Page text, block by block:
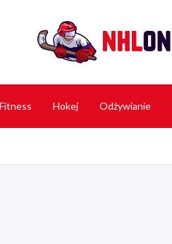
Fitness Hokej Odżywianie